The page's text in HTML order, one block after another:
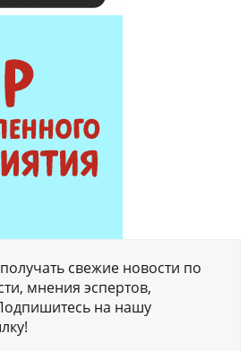
свежие новости по
мнения эспертов,
на нашу